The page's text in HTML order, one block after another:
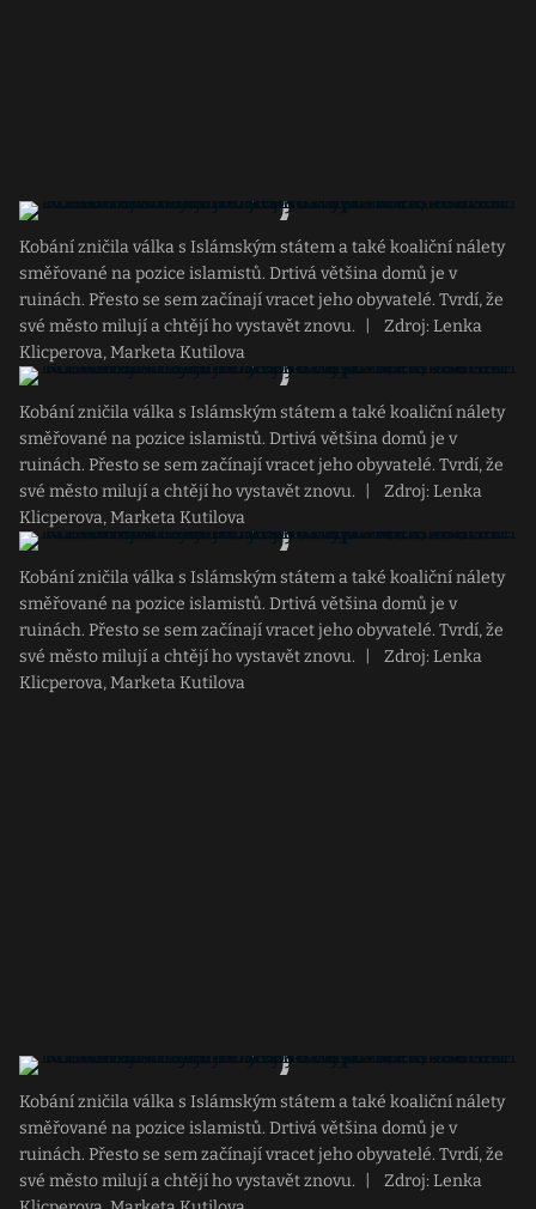
Kobání zničila válka s Islámským státem a také koaliční nálety
směřované na pozice islamistů. Drtivá většina domů je v
ruinách. Přesto se sem začínají vracet jeho obyvatelé. Tvrdí, že
své město milují a chtějí ho vystavět znovu.
Zdroj: Lenka
Klicperova, Marketa Kutilova
Kobání zničila válka s Islámským státem a také koaliční nálety
směřované na pozice islamistů. Drtivá většina domů je v
ruinách. Přesto se sem začínají vracet jeho obyvatelé. Tvrdí, že
své město milují a chtějí ho vystavět znovu.
Zdroj: Lenka
Klicperova, Marketa Kutilova
Kobání zničila válka s Islámským státem a také koaliční nálety
směřované na pozice islamistů. Drtivá většina domů je v
ruinách. Přesto se sem začínají vracet jeho obyvatelé. Tvrdí, že
své město milují a chtějí ho vystavět znovu.
Zdroj: Lenka
Klicperova, Marketa Kutilova
Kobání zničila válka s Islámským státem a také koaliční nálety
směřované na pozice islamistů. Drtivá většina domů je v
ruinách. Přesto se sem začínají vracet jeho obyvatelé. Tvrdí, že
své město milují a chtějí ho vystavět znovu.
Zdroj: Lenka